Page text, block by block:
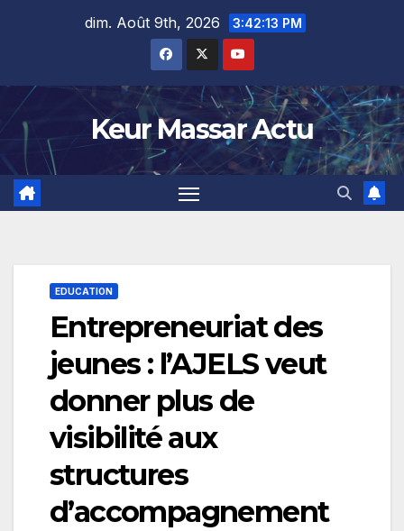
dim. Août 9th, 2026 3:42:14 PM
Keur Massar Actu
EDUCATION
Entrepreneuriat des
jeunes : l’AJELS veut
donner plus de
visibilité aux
structures
d’accompagnement